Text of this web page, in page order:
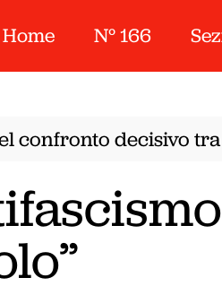
Home N° 166
decisivo tra